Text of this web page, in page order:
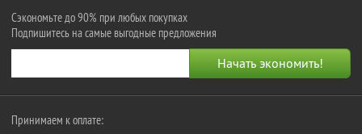
Сэкономьте до 90% при любых покупках
Подпишитесь на самые выгодные предложения
Принимаем к оплате: